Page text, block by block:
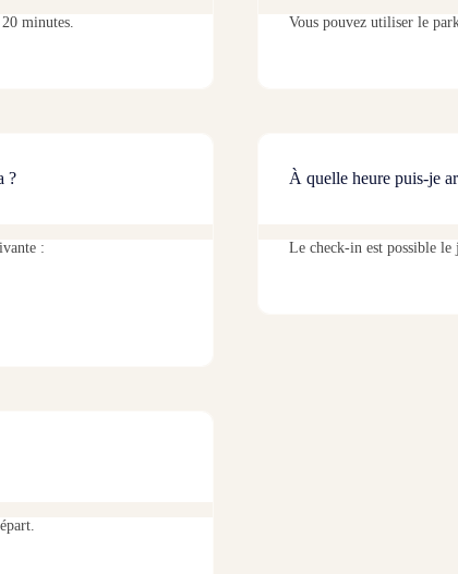
minutes.
?
:
Vous pouvez utiliser le
À quelle heure puis-je
Le check-in est possible le